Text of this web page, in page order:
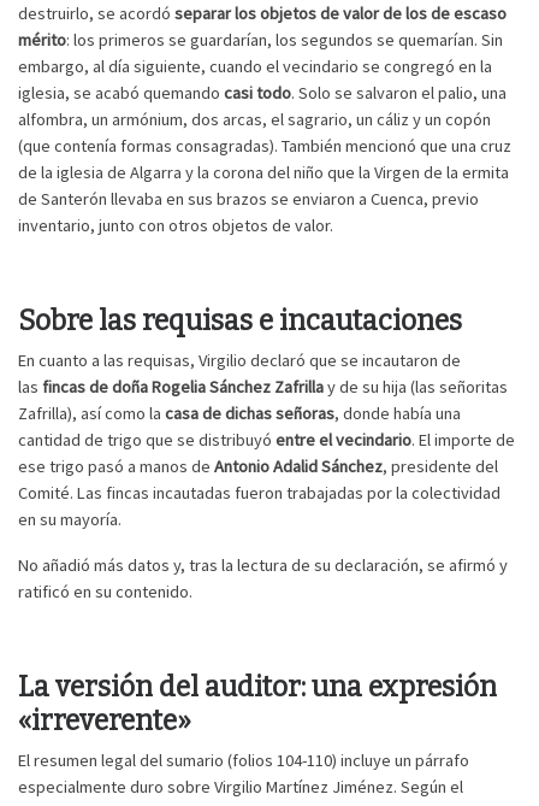
destruirlo, se acordó separar los objetos de valor de los de escaso
mérito: los primeros se guardarían, los segundos se quemarían. Sin
embargo, al día siguiente, cuando el vecindario se congregó en la
iglesia, se acabó quemando casi todo. Solo se salvaron el palio, una
alfombra, un armónium, dos arcas, el sagrario, un cáliz y un copón
(que contenía formas consagradas). También mencionó que una cruz
de la iglesia de Algarra y la corona del niño que la Virgen de la ermita
de Santerón llevaba en sus brazos se enviaron a Cuenca, previo
inventario, junto con otros objetos de valor.
Sobre las requisas e incautaciones
En cuanto a las requisas, Virgilio declaró que se incautaron de
las fincas de doña Rogelia Sánchez Zafrillay de su hija (las señoritas
Zafrilla), así como la casa de dichas señoras, donde había una
cantidad de trigo que se distribuyó entre el vecindario. El importe de
ese trigo pasó a manos de Antonio Adalid Sánchez, presidente del
Comité. Las fincas incautadas fueron trabajadas por la colectividad
en su mayoría.
No añadió más datos y, tras la lectura de su declaración, se afirmó y
ratificó en su contenido.
La versión del auditor: una expresión
«irreverente»
El resumen legal del sumario (folios 104-110) incluye un párrafo
especialmente duro sobre Virgilio Martínez Jiménez. Según el